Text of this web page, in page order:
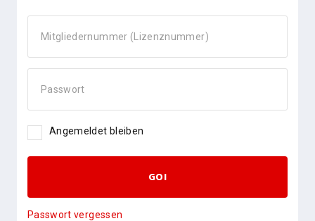
Mitgliedernummer (Lizenznummer)
Passwort
Angemeldet bleiben
GO!
Passwort vergessen